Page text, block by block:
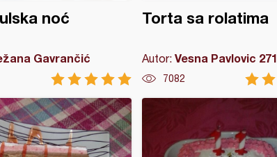
noć
Gavrančić
Torta sa rolatima
Autor:Vesna Pavlovic 271
7082